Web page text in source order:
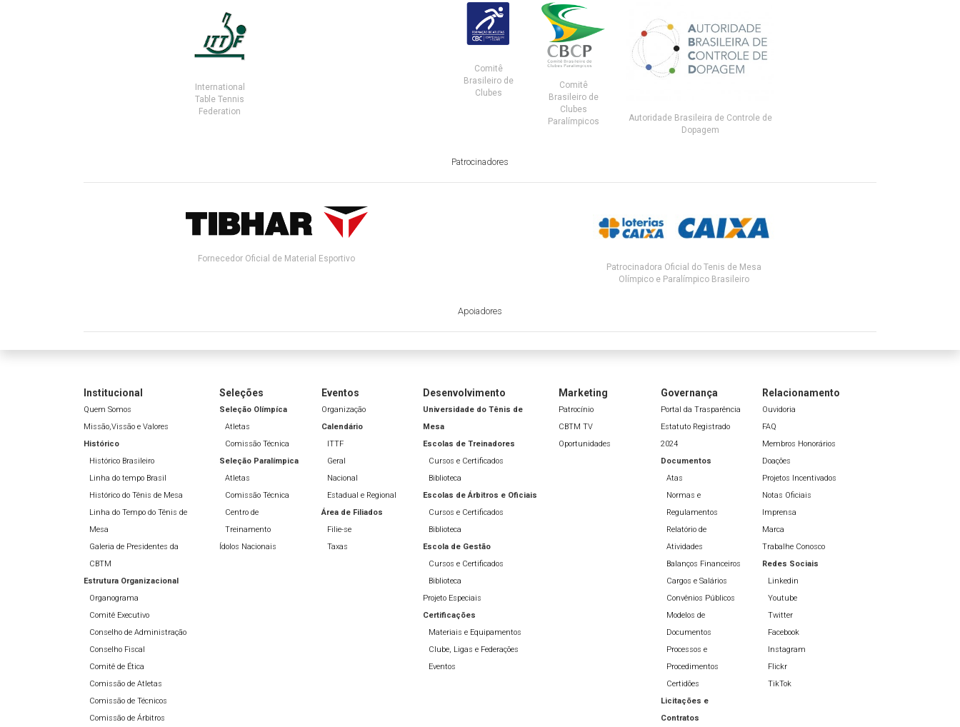
International
Table Tennis
Federation
Comitê
Brasileiro de
Clubes
Comitê
Brasileiro de
Clubes
Paralímpicos
Autoridade Brasileira de Controle de
Dopagem
Patrocinadores
Fornecedor Oficial de Material Esportivo
Patrocinadora Oficial do Tenis de Mesa
Olímpico e Paralímpico Brasileiro
Apoiadores
Institucional
Quem Somos
Missão,Vissão e Valores
Histórico
Histórico Brasileiro
Linha do tempo Brasil
Histórico do Tênis de Mesa
Linha do Tempo do Tênis de
Mesa
Galeria de Presidentes da
CBTM
Estrutura Organizacional
Organograma
Comitê Executivo
Conselho de Administração
Conselho Fiscal
Comitê de Ética
Comissão de Atletas
Comissão de Técnicos
Comissão de Árbitros
Seleções
Seleção Olímpíca
Atletas
Comissão Técnica
Seleção Paralímpica
Atletas
Comissão Técnica
Centro de
Treinamento
Ídolos Nacionais
Eventos
Organização
Calendário
ITTF
Geral
Nacional
Estadual e Regional
Área de Filiados
Filie-se
Taxas
Desenvolvimento
Universidade do Tênis de
Mesa
Escolas de Treinadores
Cursos e Certificados
Biblioteca
Escolas de Árbitros e Oficiais
Cursos e Certificados
Biblioteca
Escola de Gestão
Cursos e Certificados
Biblioteca
Projeto Especiais
Certificações
Materiais e Equipamentos
Clube, Ligas e Federações
Eventos
Marketing
Patrocínio
CBTM TV
Oportunidades
Governança
Portal da Trasparência
Estatuto Registrado
2024
Documentos
Atas
Normas e
Regulamentos
Relatório de
Atividades
Balanços Financeiros
Cargos e Salários
Convênios Públicos
Modelos de
Documentos
Processos e
Procedimentos
Certidões
Licitações e
Contratos
Relacionamento
Ouvidoria
FAQ
Membros Honorários
Doações
Projetos Incentivados
Notas Oficiais
Imprensa
Marca
Trabalhe Conosco
Redes Sociais
Linkedin
Youtube
Twitter
Facebook
Instagram
Flickr
TikTok